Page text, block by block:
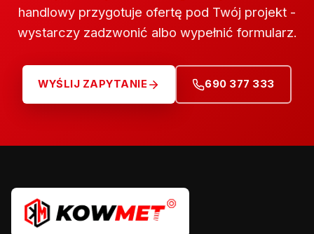
handlowy przygotuje ofertę pod Twój projekt -
wystarczy zadzwonić albo wypełnić formularz.
WYŚLIJ ZAPYTANIE 690 377 333